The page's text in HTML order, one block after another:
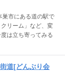
巣市にある道の駅で
リーム」など、変
は立ち寄ってみる
道[どんぶり会